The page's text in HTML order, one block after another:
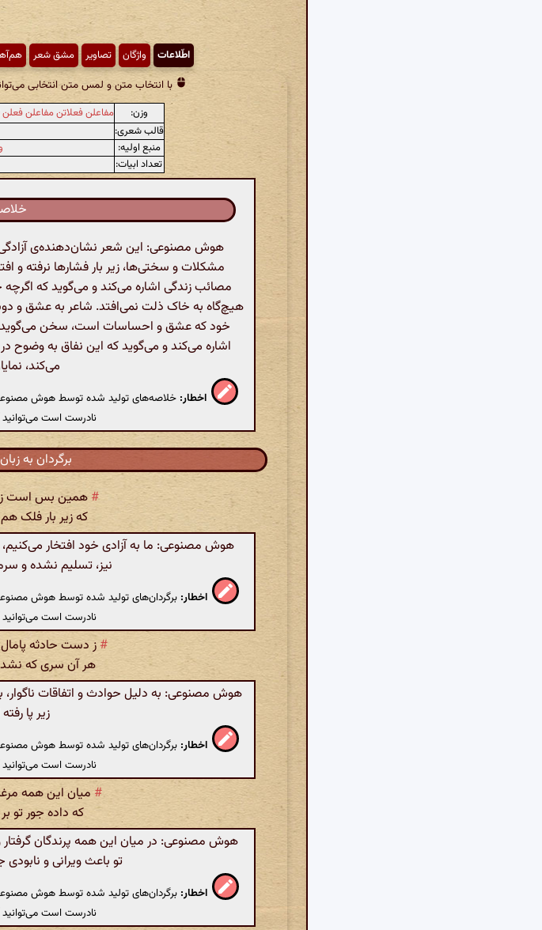
اطّلاعات واژگان تصاویر مشق شعر
با انتخاب متن و لمس متن انتخابی
وزن:
مفاعلن فعلاتن مفاعلن
قالب شعری:
منبع اولیه:
تعداد ابیات:
هوش مصنوعی: این شعر نشان‌دهنده‌ی
مشکلات و سختی‌ها، زیر بار فشارها نرفته و
مصائب زندگی اشاره می‌کند و می‌گوید که اگرچه
هیچ‌گاه به خاک ذلت نمی‌افتد. شاعر به عشق و
خود که عشق و احساسات است، سخن می‌گوید.
اشاره می‌کند و می‌گوید که این نفاق به وضوح
می‌کند،
اخطار: خلاصه‌های تولید شده توسط هوش مصنوعی
نادرست است می‌توانید
برگردان به
#همین بس است ز
که زیر بار فلک
هوش مصنوعی: ما به آزادی خود افتخار
نیز، تسلیم نشده و
اخطار: برگردان‌های تولید شده توسط هوش مصنوعی
نادرست است می‌توانید
# ز دست حادثه
هر آن سری که نشد
هوش مصنوعی: به دلیل حوادث و اتفاقات
زیر پا
اخطار: برگردان‌های تولید شده توسط هوش مصنوعی
نادرست است می‌توانید
# میان این همه
که داده جور تو
هوش مصنوعی: در میان این همه پرندگان
تو باعث ویرانی و
اخطار: برگردان‌های تولید شده توسط هوش مصنوعی
نادرست است می‌توانید